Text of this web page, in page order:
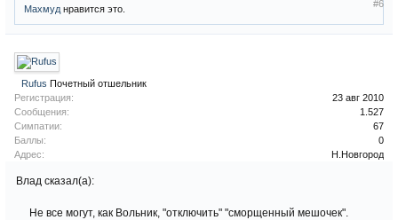
#6
Махмуд нравится это.
Rufus Почетный отшельник
Регистрация:
23 авг 2010
Сообщения:
1.527
Симпатии:
67
Баллы:
0
Адрес:
Н.Новгород
Влад сказал(а):
Не все могут, как Вольник, "отключить" "сморщенный мешочек".